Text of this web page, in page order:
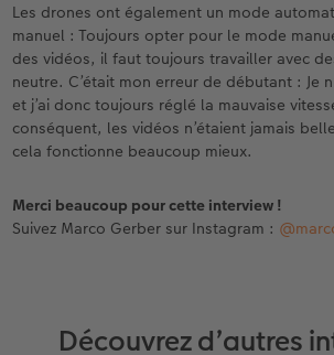
Les drones ont également un mode
manuel : Toujours opter pour le mode
des vidéos, il faut toujours travailler avec
neutre. C’était mon erreur de débutant : Je
et j’ai donc toujours réglé la mauvaise
conséquent, les vidéos n’étaient jamais
cela fonctionne beaucoup mieux.
Merci beaucoup pour cette interview !
Suivez Marco Gerber sur Instagram :
Découvrez d’autres